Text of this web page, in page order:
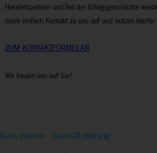
Handelspartner und Teil der Erfolgsgeschichte
doch einfach Kontakt zu uns auf und nutzen
ZUM KONTAKTFORMULAR
Wir freuen uns auf Sie!
Team Invento - Geschäftsführung